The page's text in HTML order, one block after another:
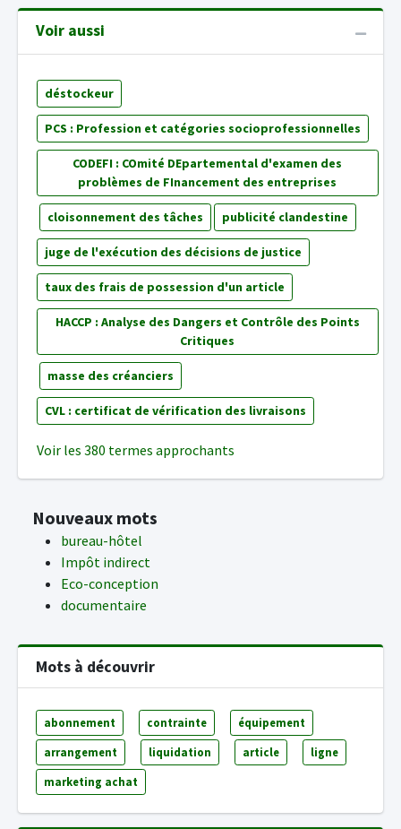
Voir aussi
déstockeur
PCS : Profession et catégories socioprofessionnelles
CODEFI : COmité DEpartemental d'examen des
problèmes de FInancement des entreprises
cloisonnement des tâches publicité clandestine
juge de l'exécution des décisions de justice
taux des frais de possession d'un article
HACCP : Analyse des Dangers et Contrôle des Points
Critiques
masse des créanciers
CVL : certificat de vérification des livraisons
Voir les 380 termes approchants
Nouveaux mots
bureau-hôtel
Impôt indirect
Eco-conception
documentaire
Mots à découvrir
abonnement contrainte équipement
arrangement liquidation article ligne
marketing achat